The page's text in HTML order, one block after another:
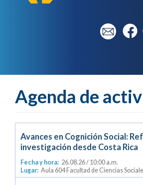
em fb
Agenda de
Avances en Cognición Social:
investigación desde Costa Rica
Fecha y hora: 26.08.26/ 10:00 a.m.
Lugar: Aula 604 Facultad de Ciencias